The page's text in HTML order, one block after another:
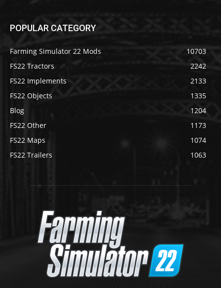
POPULAR CATEGORY
Farming Simulator 22 Mods
10703
FS22 Tractors
2242
FS22 Implements
2133
FS22 Objects
1335
Blog
1204
FS22 Other
1173
FS22 Maps
1074
FS22 Trailers
1063